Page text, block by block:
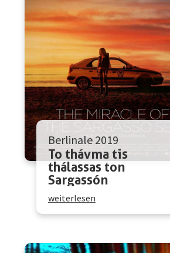
Berlinale 2019
To thávma tis
thálassas ton
Sargassón
weiterlesen